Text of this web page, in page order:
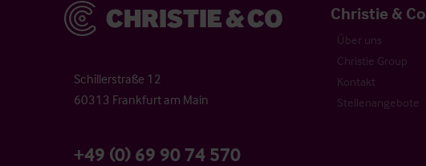
Christie & Co
Schillerstraße 12
60313 Frankfurt am Main
+49 (0) 69 90 74 570
Christie & Co
Über uns
Christie Group
Kontakt
Stellenangebote